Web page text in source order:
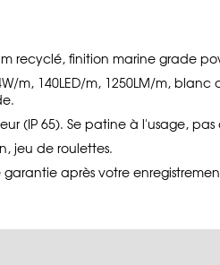
recyclé, finition marine grade
m, 140LED/m, 1250LM/m,
(IP 65). Se patine à l'usage,
jeu de roulettes.
garantie après votre